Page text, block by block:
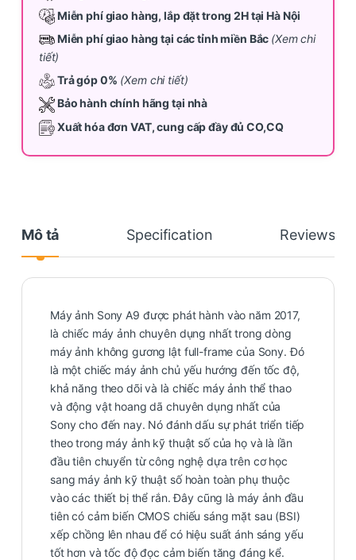
Miễn phí giao hàng, lắp đặt trong 2H tại Hà Nội
Miễn phí giao hàng tại các tỉnh miền Bắc (Xem chi
tiết)
Trả góp 0% (Xem chi tiết)
Bảo hành chính hãng tại nhà
Xuất hóa đơn VAT, cung cấp đầy đủ CO,CQ
Mô tả Specification Reviews
Máy ảnh Sony A9 được phát hành vào năm 2017,
là chiếc máy ảnh chuyên dụng nhất trong dòng
máy ảnh không gương lật full-frame của Sony. Đó
là một chiếc máy ảnh chủ yếu hướng đến tốc độ,
khả năng theo dõi và là chiếc máy ảnh thể thao
và động vật hoang dã chuyên dụng nhất của
Sony cho đến nay. Nó đánh dấu sự phát triển tiếp
theo trong máy ảnh kỹ thuật số của họ và là lần
đầu tiên chuyển từ công nghệ dựa trên cơ học
sang máy ảnh kỹ thuật số hoàn toàn phụ thuộc
vào các thiết bị thể rắn. Đây cũng là máy ảnh đầu
tiên có cảm biến CMOS chiếu sáng mặt sau (BSI)
xếp chồng lên nhau để có hiệu suất ánh sáng yếu
tốt hơn và tốc độ đọc cảm biến tăng đáng kể.